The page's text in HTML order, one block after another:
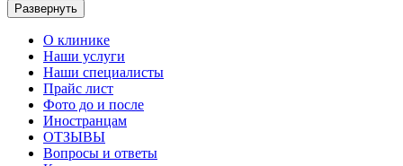
Развернуть
О клинике
Наши услуги
Наши специалисты
Прайс лист
Фото до и после
Иностранцам
ОТЗЫВЫ
Вопросы и ответы